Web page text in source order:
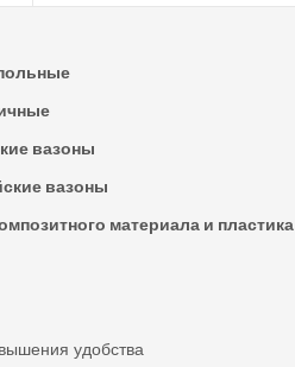
вазоны
вазоны
материала и пластика
удобства